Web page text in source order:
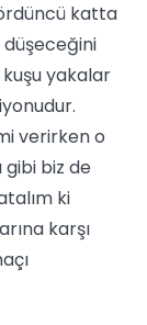
katta
yakalar
verirken o
gibi biz de
ki
karşı